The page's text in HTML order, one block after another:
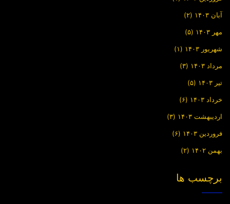
تاریخ انتشار: ۵ فروردین ۱۳۹۰ /
برچسب ها
آبان ۱۴۰۳ (۲)
مهر ۱۴۰۳ (۵)
شهریور ۱۴۰۳ (۱)
مرداد ۱۴۰۳ (۳)
تیر ۱۴۰۳ (۵)
خرداد ۱۴۰۳ (۶)
اردیبهشت ۱۴۰۳ (۳)
فروردین ۱۴۰۳ (۶)
بهمن ۱۴۰۲ (۲)
برچسب ها